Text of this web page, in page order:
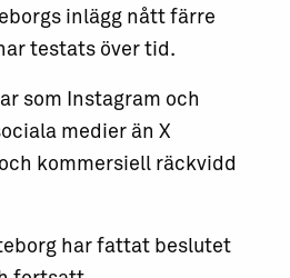
inlägg nått färre
testats över tid.
som Instagram och
medier än X
kommersiell räckvidd
har fattat beslutet